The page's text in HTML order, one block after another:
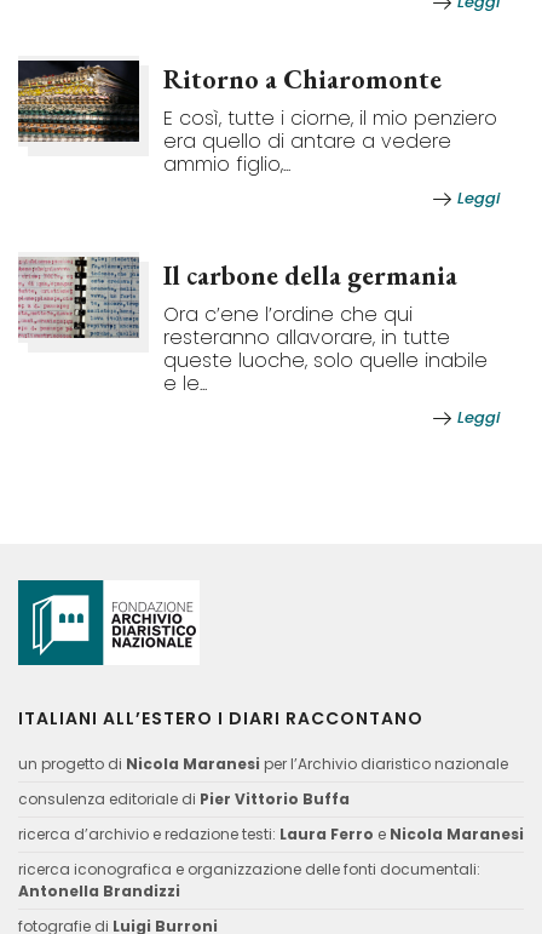
Ritorno a Chiaromonte
E così, tutte i ciorne, il mio penziero
era quello di antare a vedere
ammio figlio,...
Leggi
Il carbone della germania
Ora c’ene l’ordine che qui
resteranno allavorare, in tutte
queste luoche, solo quelle inabile
e le...
Leggi
ITALIANI ALL’ESTERO I DIARI RACCONTANO
un progetto di Nicola Maranesi per l’Archivio diaristico nazionale
consulenza editoriale di Pier Vittorio Buffa
ricerca d’archivio e redazione testi: Laura Ferro e Nicola Maranesi
ricerca iconografica e organizzazione delle fonti documentali:
Antonella Brandizzi
fotografie di Luigi Burroni